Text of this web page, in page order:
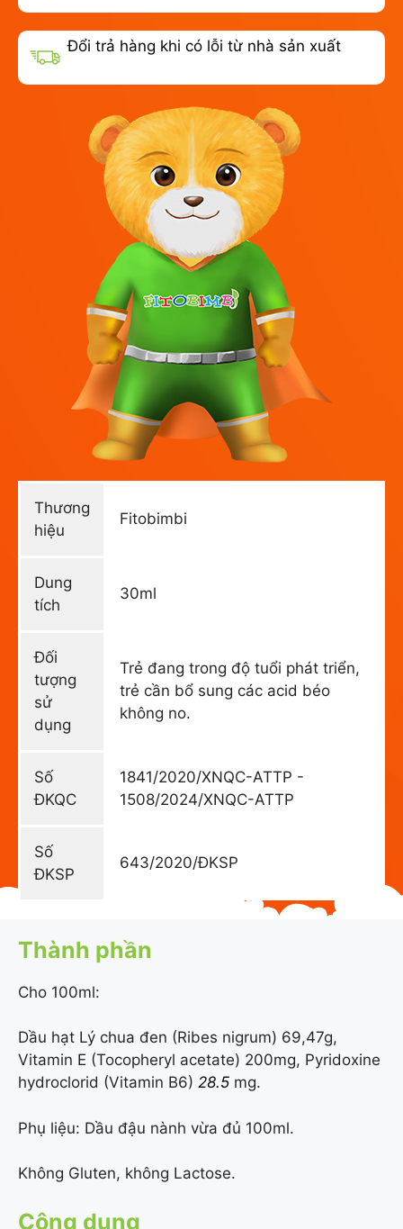
Đổi trả hàng khi có lỗi từ nhà sản xuất
Thương
hiệu
Fitobimbi
Dung
tích
30ml
Đối
tượng
sử
dụng
Trẻ đang trong độ tuổi phát triển,
trẻ cần bổ sung các acid béo
không no.
Số
ĐKQC
1841/2020/XNQC-ATTP -
1508/2024/XNQC-ATTP
Số
ĐKSP
643/2020/ĐKSP
Thành phần
Cho 100ml:
Dầu hạt Lý chua đen (Ribes nigrum) 69,47g,
Vitamin E (Tocopheryl acetate) 200mg, Pyridoxine
hydroclorid (Vitamin B6) 28.5 mg.
Phụ liệu: Dầu đậu nành vừa đủ 100ml.
Không Gluten, không Lactose.
Công dụng